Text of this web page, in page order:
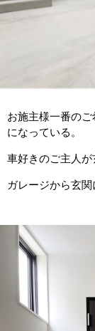
お施主様一番の
になっている。
車好きのご主人が
ガレージから玄